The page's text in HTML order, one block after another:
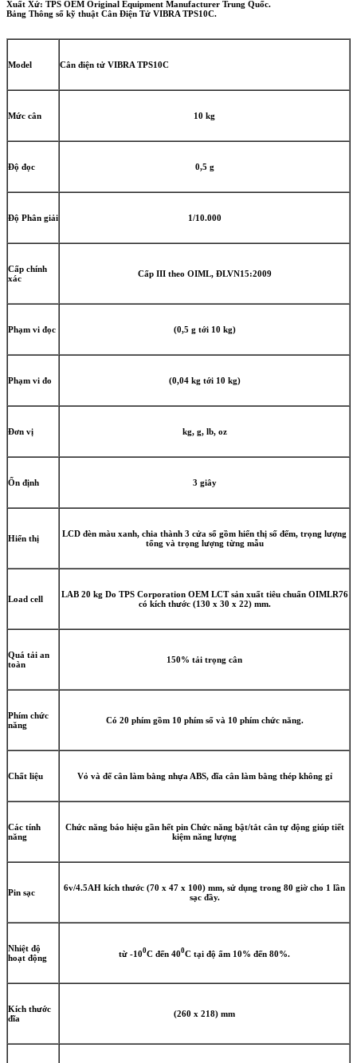
Xuất Xứ: TPS OEM Original Equipment Manufacturer Trung Quốc.
Bảng Thông số kỹ thuật Cân Điện Tử VIBRA TPS10C.
Model Cân điện tử VIBRA TPS10C
Mức cân 10 kg
Độ đọc 0,5 g
Độ Phân giải 1/10.000
Cấp chính
xác
Cấp III theo OIML, ĐLVN15:2009
Phạm vi đọc (0,5 g tới 10 kg)
Phạm vi đo (0,04 kg tới 10 kg)
Đơn vị kg, g, lb, oz
Ổn định 3 giây
Hiển thị
LCD đèn màu xanh, chia thành 3 cửa sổ gồm hiển thị số đếm, trọng lượng
tổng và trọng lượng từng mẫu
Load cell
LAB 20 kg Do TPS Corporation OEM LCT sản xuất tiêu chuẩn OIMLR76
có kích thước (130 x 30 x 22) mm.
Quá tải an
toàn
150% tải trọng cân
Phím chức
năng
Có 20 phím gồm 10 phím số và 10 phím chức năng.
Chất liệu Vỏ và đế cân làm bằng nhựa ABS, đĩa cân làm bằng thép không gỉ
Các tính
năng
Chức năng báo hiệu gần hết pin Chức năng bật/tắt cân tự động giúp tiết
kiệm năng lượng
Pin sạc
6v/4.5AH kích thước (70 x 47 x 100) mm, sử dụng trong 80 giờ cho 1 lần
sạc đầy.
Nhiệt độ
hoạt động
từ -100C đến 400C tại độ ẩm 10% đến 80%.
Kích thước
đĩa
(260 x 218) mm